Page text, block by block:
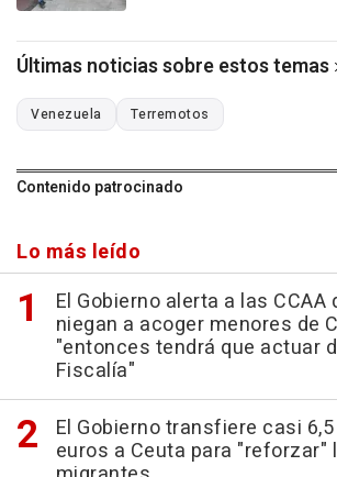
Últimas noticias sobre estos temas
Venezuela Terremotos
Contenido patrocinado
Lo más leído
El Gobierno alerta a las CCAA
niegan a acoger menores de
"entonces tendrá que actuar
Fiscalía"
El Gobierno transfiere casi
euros a Ceuta para "reforzar"